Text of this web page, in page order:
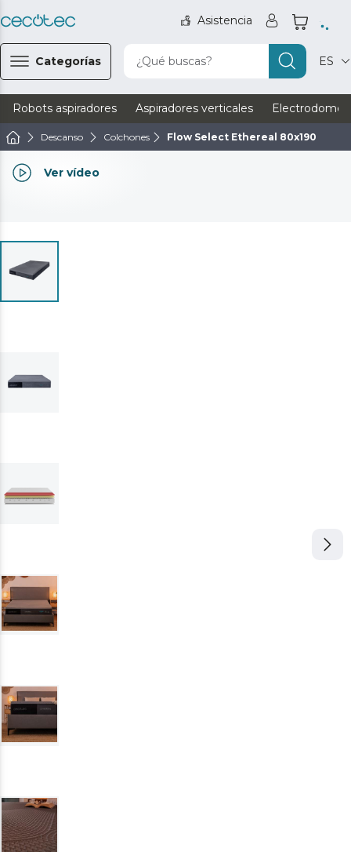
Asistencia
Categorías ¿Qué buscas? ES
Robots aspiradores Aspiradores verticales
Descanso Colchones Flow Select Ethereal 80x190
Ver vídeo